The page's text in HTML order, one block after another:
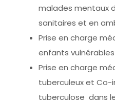
malades mentaux
sanitaires et en
Prise en charge
enfants
Prise en charge
tuberculeux et Co-
tuberculose dans